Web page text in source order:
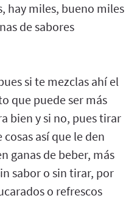
hay miles, bueno miles
de sabores
si te mezclas ahí el
que puede ser más
bien y si no, pues tirar
así que le den
ganas de beber, más
sabor o sin tirar, por
o refrescos